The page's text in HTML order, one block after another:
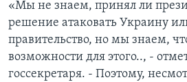
«Мы не знаем, принял ли
решение атаковать Украину
правительство, но мы знаем,
возможности для этого.., -
госсекретаря. - Поэтому,